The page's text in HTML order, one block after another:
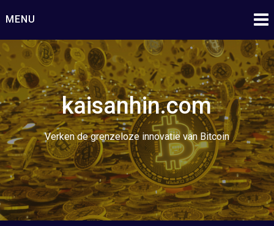
naar
inhoud
MENU
kaisanhin.com
Verken de grenzeloze innovatie van Bitcoin